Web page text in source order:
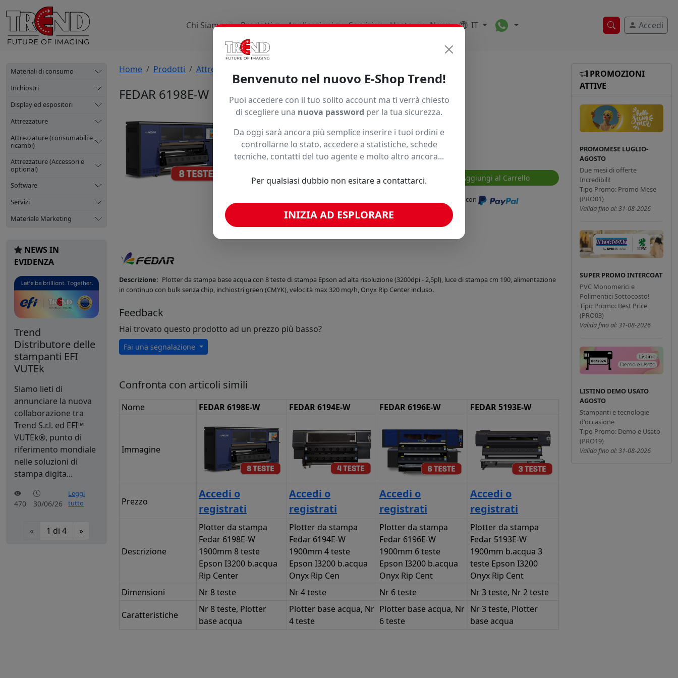
Ricerca veloce
Accedi
Chi Siamo Prodotti Applicazioni Servizi Usato News IT Toggle Dropdown
Materiali di consumo
Inchiostri
Display ed espositori
Attrezzature
Attrezzature (consumabili e
ricambi)
Attrezzature (Accessori e
optional)
Software
Servizi
Materiale Marketing
NEWS IN
EVIDENZA
Trend
Distributore delle
stampanti EFI
VUTEk
Siamo lieti di
annunciare la nuova
collaborazione tra
Trend S.r.l. ed EFI™
VUTEk®, punto di
riferimento mondiale
nelle soluzioni di
stampa digita...
470 30/06/26
Leggi
tutto
« 1 di 4 »
Home Prodotti Attrezzature
FEDAR 6198E-W
Nr 8 teste
Seleziona una variante per vedere
sconti riservati, disponibilità ed
Codice:FD6198EI-W
Caratteristiche:n.d.
Subtotale:—€
Prezzo bobina:
− + Aggiungi al Carrello
Paga in 3 rate senza interessi con
Descrizione: Plotter da stampa base acqua con 8 teste di stampa Epson ad alta risoluzione (3200dpi - 2,5pl), luce di stampa cm 190, alimentazione
in continuo con bulk senza chip, inchiostri green (CMYK), velocità max 320 mq/h, Onyx Rip Center incluso.
Feedback
Hai trovato questo prodotto ad un prezzo più basso?
Fai una segnalazione
Confronta con articoli simili
Nome FEDAR 6198E-W FEDAR 6194E-W FEDAR 6196E-W FEDAR 5193E-W
Immagine
Prezzo
Accedi o
registrati
Accedi o
registrati
Accedi o
registrati
Accedi o
registrati
Descrizione
Plotter da stampa
Fedar 6198E-W
1900mm 8 teste
Epson I3200 b.acqua
Rip Center
Plotter da stampa
Fedar 6194E-W
1900mm 4 teste
Epson I3200 b.acqua
Onyx Rip Cen
Plotter da stampa
Fedar 6196E-W
1900mm 6 teste
Epson I3200 b.acqua
Onyx Rip Cent
Plotter da stampa
Fedar 5193E-W
1900mm b.acqua 3
teste Epson I3200
Onyx Rip Cent
Dimensioni
Nr 8 teste Nr 4 teste Nr 6 teste Nr 3 teste, Nr 2 teste
Caratteristiche
Nr 8 teste, Plotter
base acqua
Plotter base acqua, Nr
4 teste
Plotter base acqua, Nr
6 teste
Nr 3 teste, Plotter
base acqua
PROMOZIONI
ATTIVE
PROMOMESE LUGLIO-
AGOSTO
Due mesi di offerte
Incredibili!
Tipo Promo: Promo Mese
(PRO01)
Valida fino al: 31-08-2026
SUPER PROMO INTERCOAT
PVC Monomerici e
Polimentici Sottocosto!
Tipo Promo: Best Price
(PRO03)
Valida fino al: 31-08-2026
LISTINO DEMO USATO
AGOSTO
Stampanti e tecnologie
d'occasione
Tipo Promo: Demo e Usato
(PRO19)
Valida fino al: 31-08-2026
Benvenuto nel nuovo E-Shop Trend!
Puoi accedere con il tuo solito account ma ti verrà chiesto
di scegliere una nuova password per la tua sicurezza.
Da oggi sarà ancora più semplice inserire i tuoi ordini e
controllarne lo stato, accedere a statistiche, schede
tecniche, contatti del tuo agente e molto altro ancora...
Per qualsiasi dubbio non esitare a contattarci.
INIZIA AD ESPLORARE